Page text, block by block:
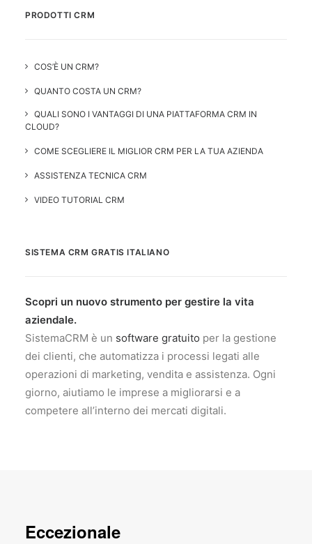
PRODOTTI CRM
COS’È UN CRM?
QUANTO COSTA UN CRM?
QUALI SONO I VANTAGGI DI UNA PIATTAFORMA CRM IN
CLOUD?
COME SCEGLIERE IL MIGLIOR CRM PER LA TUA AZIENDA
ASSISTENZA TECNICA CRM
VIDEO TUTORIAL CRM
SISTEMA CRM GRATIS ITALIANO
Scopri un nuovo strumento per gestire la vita
aziendale.
SistemaCRM è un software gratuito per la gestione
dei clienti, che automatizza i processi legati alle
operazioni di marketing, vendita e assistenza. Ogni
giorno, aiutiamo le imprese a migliorarsi e a
competere all’interno dei mercati digitali.
Eccezionale